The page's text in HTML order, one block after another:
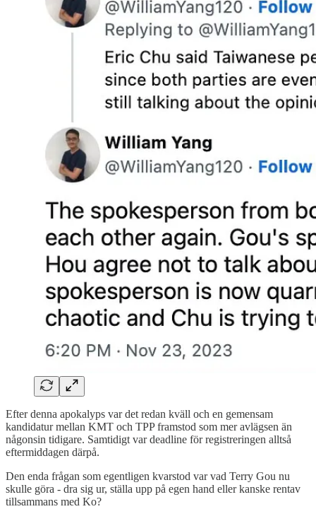
Efter denna apokalyps var det redan kväll och en gemensam
kandidatur mellan KMT och TPP framstod som mer avlägsen än
någonsin tidigare. Samtidigt var deadline för registreringen alltså
eftermiddagen därpå.
Den enda frågan som egentligen kvarstod var vad Terry Gou nu
skulle göra - dra sig ur, ställa upp på egen hand eller kanske rentav
tillsammans med Ko?